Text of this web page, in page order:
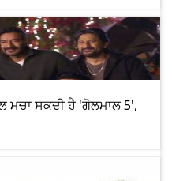
ਮਚਾ ਸਕਦੀ ਹੈ 'ਗੋਲਮਾਲ 5',